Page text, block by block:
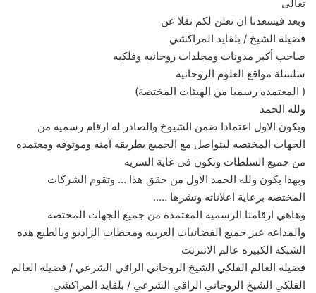
تعالى
وبعد فيسعدنا ان نعلن لكم نقلا عن
فضيلة الشيخ / بلقايد المراكشي
صاحب أكبر مدونات ومجلدات روحانيه وفلكيه
سلسلة مواقع العلوم الروحانيه
( المعتمده رسميا من الهيئات المختصة)
ولله الحمد
ويكون الاول اعتمادا ضمن الشيوخ والصادر له ارقام رسميه من
الجهات المختصه ليتواصل مع الجميع بطريقه آمنه وموثوقه ومعتمده
من جميع السلطات وتكون فى غاية السريه
وبهذا يكون ولله الحمد الاول من حقق هذا … وتقوم الشركات
المختصه برعاية اعلاناته ونشرها …..
وهاهي ارقامنا الرسميه المعتمده من جميع الجهات المختصه
والمذاعه عبر جميع الفضائيات العربيه ومحطات الراديو وبالطبع هذه
الشبكه الكبيره عالم الانترنت
فضيلة العالم الفلكي الشيخ الروحاني الراقي الشرعي / فضيلة العالم
الفلكي الشيخ الروحاني الراقي الشرعي / بلقايد المراكشي